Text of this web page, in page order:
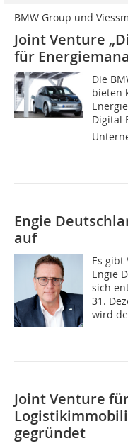
BMW Group und
Joint Venture
für
Die
bieten
Engie
auf
Es
Engie
sich
31.
wird
Joint Venture
gegründet